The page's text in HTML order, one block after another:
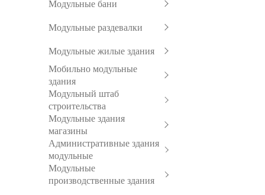
Модульные бани
Модульные раздевалки
Модульные жилые здания
Мобильно модульные
здания
Модульный штаб
строительства
Модульные здания
магазины
Административные здания
модульные
Модульные
производственные здания